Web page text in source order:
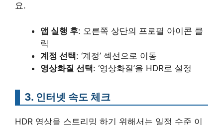
요.
앱 실행 후: 오른쪽 상단의 프로필 아이콘 클
릭
계정 선택: ‘계정’ 섹션으로 이동
영상화질 선택: ‘영상화질’을 HDR로 설정
3. 인터넷 속도 체크
HDR 영상을 스트리밍 하기 위해서는 일정 수준 이